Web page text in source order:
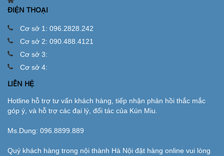
ĐIỆN THOẠI
Cơ sở 1: 096.2828.242
Cơ sở 2: 090.488.4121
Cơ sở 3:
Cơ sở 4:
LIÊN HỆ
Hotline hỗ trợ tư vấn khách hàng, tiếp nhận phản hồi thắc mắc
góp ý, và hỗ trợ các đại lý, đối tác của Kún Miu.
Ms.Dung: 096.8899.889
Quý khách hàng trong nội thành Hà Nội đặt hàng online vui lòng